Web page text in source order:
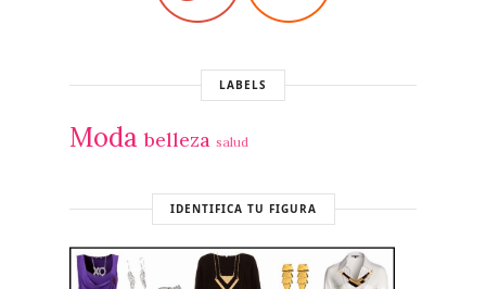
LABELS
Moda belleza salud
IDENTIFICA TU FIGURA